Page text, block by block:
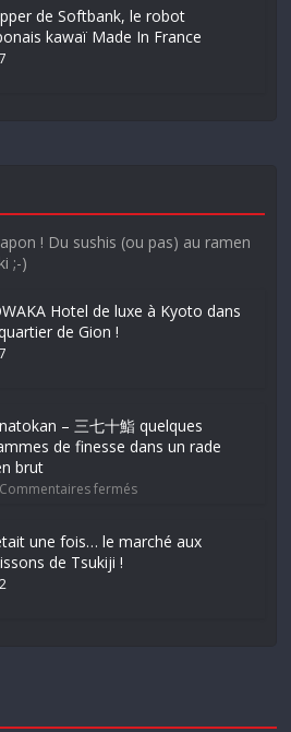
de Softbank, le robot
kawaï Made In France
7
! Du sushis (ou pas) au ramen
;-)
Hotel de luxe à Kyoto dans
de Gion !
7
– 三七十鮨 quelques
de finesse dans un rade
brut
Commentaires fermés
une fois… le marché aux
de Tsukiji !
2